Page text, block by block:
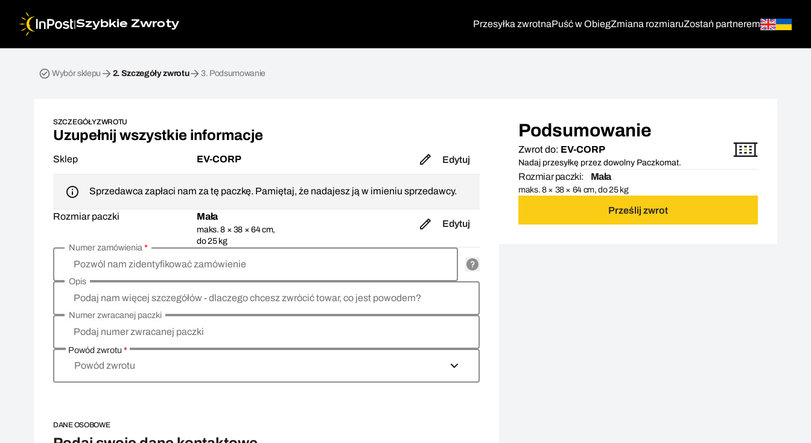
|Szybkie Zwroty Przesyłka zwrotnaPuść w ObiegZmiana rozmiaruZostań partnerem
Wybór sklepu 2. Szczegóły zwrotu 3. Podsumowanie
SZCZEGÓŁY ZWROTU
Uzupełnij wszystkie informacje
Sklep EV-CORP Edytuj
Sprzedawca zapłaci nam za tę paczkę. Pamiętaj, że nadajesz ją w imieniu sprzedawcy.
Rozmiar paczki Mała
maks. 8 × 38 × 64 cm,
do 25 kg
Edytuj
Pozwól nam zidentyfikować zamówienie
Numer zamówienia*
Podaj nam więcej szczegółów - dlaczego chcesz zwrócić towar, co jest powodem?
Opis
Podaj numer zwracanej paczki
Numer zwracanej paczki
Powód zwrotu*
Powód zwrotu
DANE OSOBOWE
Podsumowanie
Zwrot do: EV-CORP
Nadaj przesyłkę przez dowolny Paczkomat.
Rozmiar paczki: Mała
maks. 8 × 38 × 64 cm, do 25 kg
Prześlij zwrot